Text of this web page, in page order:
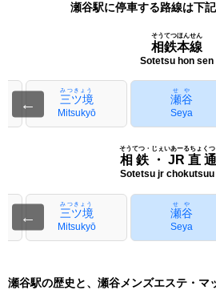
瀬谷駅に停車する路線は下記
相鉄本線
そうてつほんせん
Sotetsu hon sen
← 三ツ境
みつきょう
Mitsukyō
瀬谷
せや
Seya
相鉄・JR直
そうてつ・じぇいあーるちょく
Sotetsu jr chokutsuu
← 三ツ境
みつきょう
Mitsukyō
瀬谷
せや
Seya
瀬谷駅の歴史と、瀬谷メンズエステ・マ